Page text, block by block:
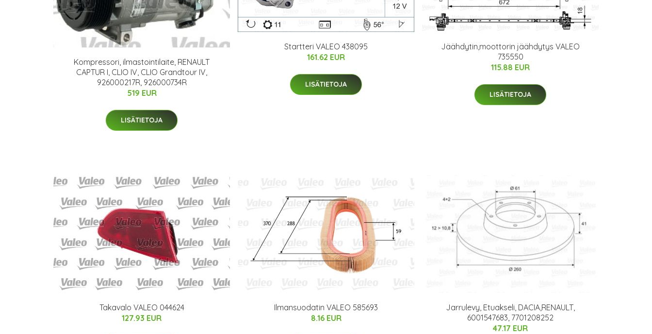
Kompressori, ilmastointilaite, RENAULT
CAPTUR I, CLIO IV, CLIO Grandtour IV,
926000217R, 926000734R
519 EUR
LISÄTIETOJA
Startteri VALEO 438095
161.62 EUR
LISÄTIETOJA
Jäähdytin,moottorin jäähdytys VALEO
735550
115.88 EUR
LISÄTIETOJA
Takavalo VALEO 044624
127.93 EUR
Ilmansuodatin VALEO 585693
8.16 EUR
Jarrulevy, Etuakseli, DACIA,RENAULT,
6001547683, 7701208252
47.17 EUR